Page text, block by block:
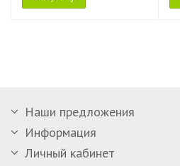
Наши предложения
Информация
Личный кабинет